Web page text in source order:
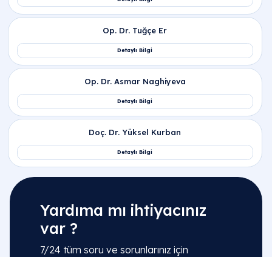
İlgili Bölümler
Yardıma mı ihtiyacınız
var ?
7/24 tüm soru ve sorunlarınız için